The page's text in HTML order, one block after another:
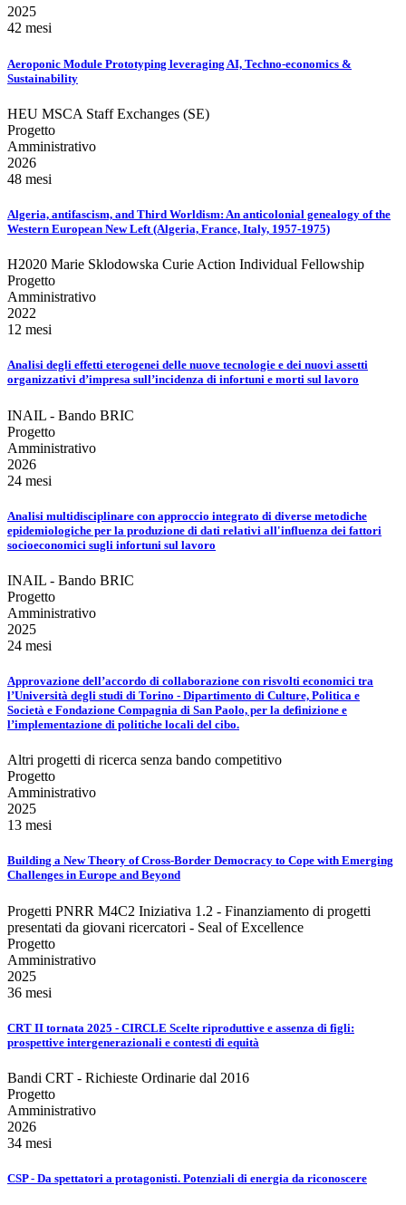
2025
42 mesi
Aeroponic Module Prototyping leveraging AI, Techno-economics &
Sustainability
HEU MSCA Staff Exchanges (SE)
Progetto
Amministrativo
2026
48 mesi
Algeria, antifascism, and Third Worldism: An anticolonial genealogy of the
Western European New Left (Algeria, France, Italy, 1957-1975)
H2020 Marie Sklodowska Curie Action Individual Fellowship
Progetto
Amministrativo
2022
12 mesi
Analisi degli effetti eterogenei delle nuove tecnologie e dei nuovi assetti
organizzativi d’impresa sull’incidenza di infortuni e morti sul lavoro
INAIL - Bando BRIC
Progetto
Amministrativo
2026
24 mesi
Analisi multidisciplinare con approccio integrato di diverse metodiche
epidemiologiche per la produzione di dati relativi all'influenza dei fattori
socioeconomici sugli infortuni sul lavoro
INAIL - Bando BRIC
Progetto
Amministrativo
2025
24 mesi
Approvazione dell’accordo di collaborazione con risvolti economici tra
l’Università degli studi di Torino - Dipartimento di Culture, Politica e
Società e Fondazione Compagnia di San Paolo, per la definizione e
l’implementazione di politiche locali del cibo.
Altri progetti di ricerca senza bando competitivo
Progetto
Amministrativo
2025
13 mesi
Building a New Theory of Cross-Border Democracy to Cope with Emerging
Challenges in Europe and Beyond
Progetti PNRR M4C2 Iniziativa 1.2 - Finanziamento di progetti
presentati da giovani ricercatori - Seal of Excellence
Progetto
Amministrativo
2025
36 mesi
CRT II tornata 2025 - CIRCLE Scelte riproduttive e assenza di figli:
prospettive intergenerazionali e contesti di equità
Bandi CRT - Richieste Ordinarie dal 2016
Progetto
Amministrativo
2026
34 mesi
CSP - Da spettatori a protagonisti. Potenziali di energia da riconoscere